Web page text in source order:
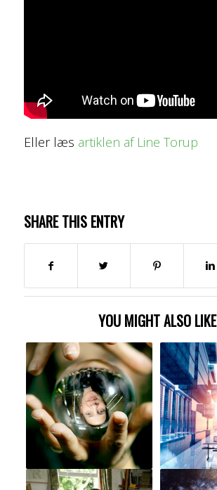
Eller læs artiklen af Line Torup
SHARE THIS ENTRY
YOU MIGHT ALSO LIKE